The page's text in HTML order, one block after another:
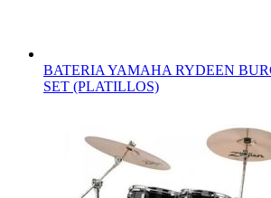
BATERIA YAMAHA RYDEEN
SET (PLATILLOS)